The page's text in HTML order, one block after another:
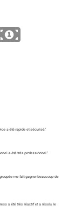
a été rapide et sécurisé."
a été très professionnel."
me fait gagner beaucoup de
a été très réactif et a résolu le